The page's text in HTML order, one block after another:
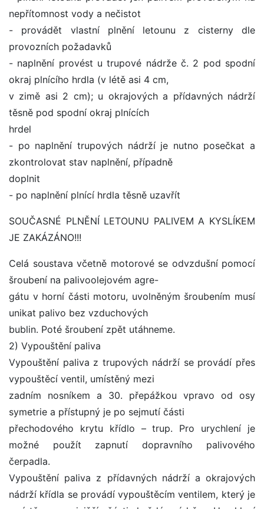
nepřítomnost vody a nečistot
- provádět vlastní plnění letounu z cisterny dle
provozních požadavků
- naplnění provést u trupové nádrže č. 2 pod spodní
okraj plnícího hrdla (v létě asi 4 cm,
v zimě asi 2 cm); u okrajových a přídavných nádrží
těsně pod spodní okraj plnících
hrdel
- po naplnění trupových nádrží je nutno posečkat a
zkontrolovat stav naplnění, případně
doplnit
- po naplnění plnící hrdla těsně uzavřít
SOUČASNÉ PLNĚNÍ LETOUNU PALIVEM A KYSLÍKEM
JE ZAKÁZÁNO!!!
Celá soustava včetně motorové se odvzdušní pomocí
šroubení na palivoolejovém agre-
gátu v horní části motoru, uvolněným šroubením musí
unikat palivo bez vzduchových
bublin. Poté šroubení zpět utáhneme.
2) Vypouštění paliva
Vypouštění paliva z trupových nádrží se provádí přes
vypouštěcí ventil, umístěný mezi
zadním nosníkem a 30. přepážkou vpravo od osy
symetrie a přístupný je po sejmutí části
přechodového krytu křídlo – trup. Pro urychlení je
možné použít zapnutí dopravního palivového
čerpadla.
Vypouštění paliva z přídavných nádrží a okrajových
nádrží křídla se provádí vypouštěcím ventilem, který je